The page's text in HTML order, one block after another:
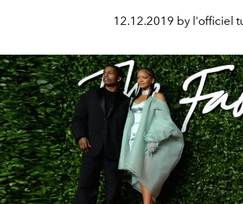
12.12.2019 by l'officiel